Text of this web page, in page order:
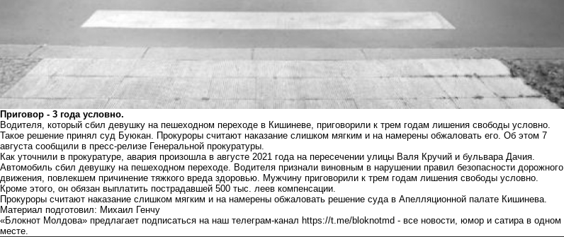
Приговор - 3 года условно.
Водителя, который сбил девушку на пешеходном переходе в Кишиневе, приговорили к трем годам лишения свободы условно.
Такое решение принял суд Буюкан. Прокуроры считают наказание слишком мягким и на намерены обжаловать его. Об этом 7
августа сообщили в пресс-релизе Генеральной прокуратуры.
Как уточнили в прокуратуре, авария произошла в августе 2021 года на пересечении улицы Валя Кручий и бульвара Дачия.
Автомобиль сбил девушку на пешеходном переходе. Водителя признали виновным в нарушении правил безопасности дорожного
движения, повлекшем причинение тяжкого вреда здоровью. Мужчину приговорили к трем годам лишения свободы условно.
Кроме этого, он обязан выплатить пострадавшей 500 тыс. леев компенсации.
Прокуроры считают наказание слишком мягким и на намерены обжаловать решение суда в Апелляционной палате Кишинева.
Материал подготовил: Михаил Генчу
«Блокнот Молдова» предлагает подписаться на наш телеграм-канал https://t.me/bloknotmd - все новости, юмор и сатира в одном
месте.